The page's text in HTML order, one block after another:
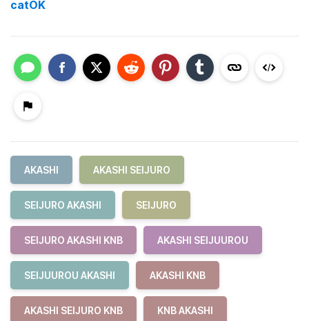
catOK
AKASHI AKASHI SEIJURO
SEIJURO AKASHI SEIJURO
SEIJURO AKASHI KNB AKASHI SEIJUUROU
SEIJUUROU AKASHI AKASHI KNB
AKASHI SEIJURO KNB KNB AKASHI